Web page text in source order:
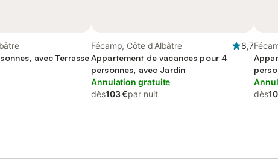
avec Terrasse
Fécamp, Côte d'Albâtre
8,7
Appartement de vacances pour 4
personnes, avec Jardin
Annulation gratuite
dès103 €par nuit
dès